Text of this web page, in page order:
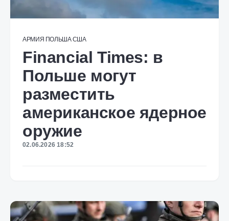
АРМИЯ ПОЛЬШАСША
Financial Times: в
Польше могут
разместить
американское ядерное
оружие
02.06.2026 18:52